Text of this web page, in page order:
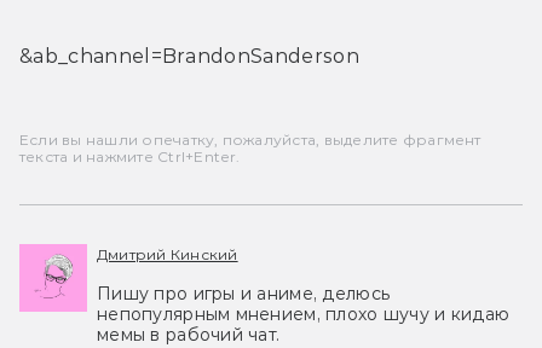
&ab_channel=BrandonSanderson
Если вы нашли опечатку, пожалуйста, выделите фрагмент
текста и нажмите Ctrl+Enter.
Дмитрий Кинский
Пишу про игры и аниме, делюсь
непопулярным мнением, плохо шучу и кидаю
мемы в рабочий чат.